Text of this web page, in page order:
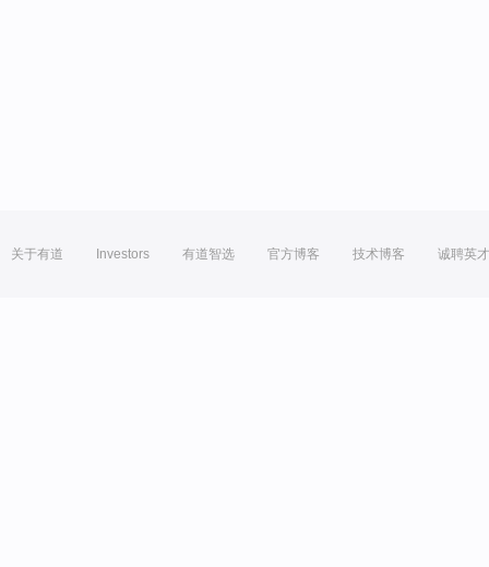
关于有道 Investors 有道智选 官方博客 技术博客 诚聘英才